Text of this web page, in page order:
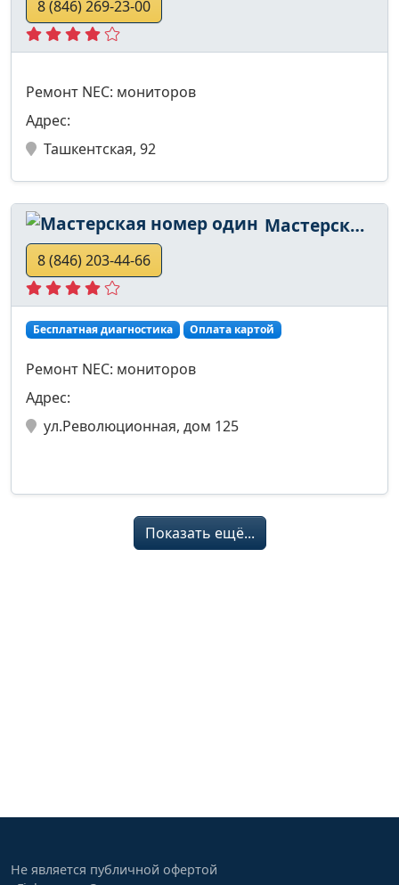
8 (846) 269-23-00
Ремонт NEC: мониторов
Адрес:
Ташкентская, 92
Мастерская номер один
8 (846) 203-44-66
Бесплатная диагностика Оплата картой
Ремонт NEC: мониторов
Адрес:
ул.Революционная, дом 125
Показать ещё...
Не является публичной офертой